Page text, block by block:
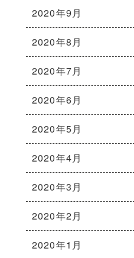
2020年9月
2020年8月
2020年7月
2020年6月
2020年5月
2020年4月
2020年3月
2020年2月
2020年1月